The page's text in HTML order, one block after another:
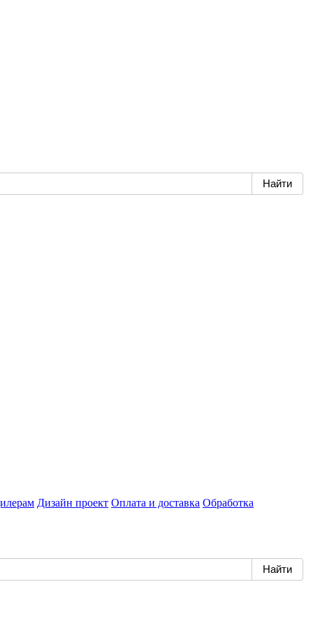
Дизайн проект Оплата и доставка Обработка